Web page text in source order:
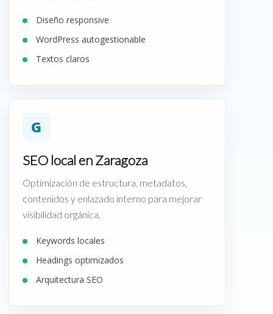
Diseño responsive
WordPress autogestionable
Textos claros
G
SEO local en Zaragoza
Optimización de estructura, metadatos,
contenidos y enlazado interno para mejorar
visibilidad orgánica.
Keywords locales
Headings optimizados
Arquitectura SEO